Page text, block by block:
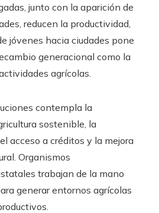
junto con la aparición de
reducen la productividad,
jóvenes hacia ciudades pone
generacional como la
agrícolas.
contempla la
sostenible, la
acceso a créditos y la mejora
Organismos
trabajan de la mano
generar entornos agrícolas